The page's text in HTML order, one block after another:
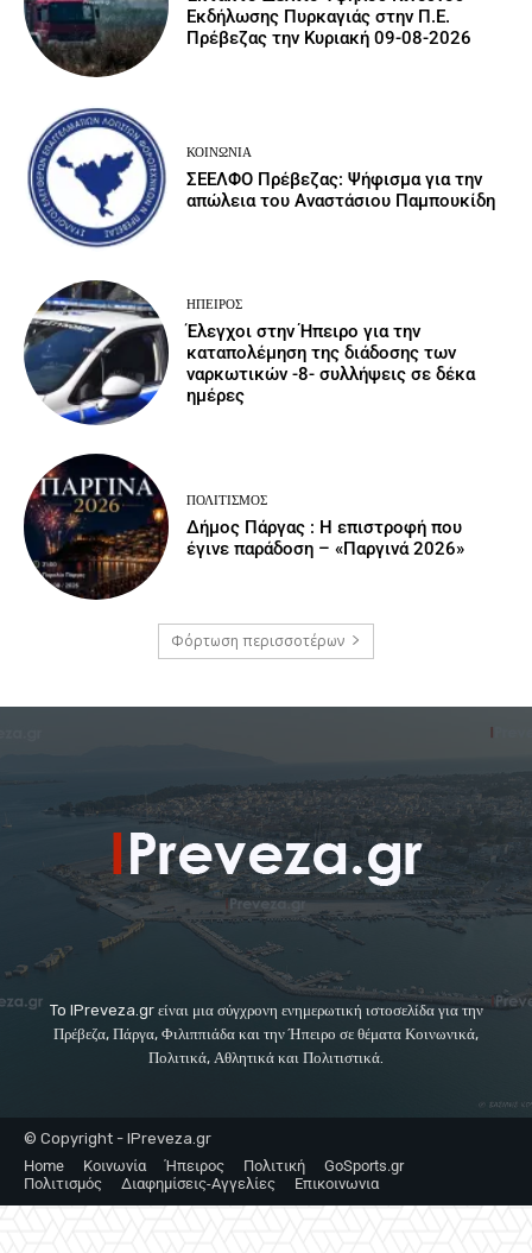
Εκδήλωσης Πυρκαγιάς στην Π.Ε.
Πρέβεζας την Κυριακή 09-08-2026
ΚΟΙΝΩΝΙΑ
ΣΕΕΛΦΟ Πρέβεζας: Ψήφισμα για την
απώλεια του Αναστάσιου Παμπουκίδη
ΉΠΕΙΡΟΣ
Έλεγχοι στην Ήπειρο για την
καταπολέμηση της διάδοσης των
ναρκωτικών -8- συλλήψεις σε δέκα
ημέρες
ΠΟΛΙΤΙΣΜΌΣ
Δήμος Πάργας : Η επιστροφή που
έγινε παράδοση – «Παργινά 2026»
Φόρτωση περισσοτέρων
To IPreveza.gr είναι μια σύγχρονη ενημερωτική ιστοσελίδα για την
Πρέβεζα, Πάργα, Φιλιππιάδα και την Ήπειρο σε θέματα Κοινωνικά,
Πολιτικά, Αθλητικά και Πολιτιστικά.
© Copyright - IPreveza.gr
Home
Κοινωνία Ήπειρος Πολιτική
GoSports.gr
Πολιτισμός
Διαφημίσεις-Αγγελίες Επικοινωνια